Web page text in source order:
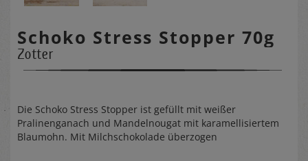
Schoko Stress Stopper 70g
Zotter
Die Schoko Stress Stopper ist gefüllt mit weißer
Pralinenganach und Mandelnougat mit karamellisiertem
Blaumohn. Mit Milchschokolade überzogen